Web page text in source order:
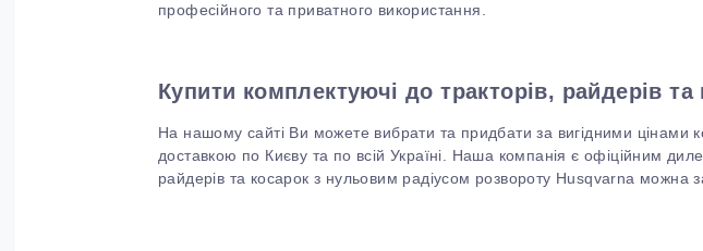
професійного та приватного використання.
Купити комплектуючі до тракторів, райдерів
На нашому сайті Ви можете вибрати та придбати за вигідними цінами
доставкою по Києву та по всій Україні. Наша компанія є офіційним
райдерів та косарок з нульовим радіусом розвороту Husqvarna можна